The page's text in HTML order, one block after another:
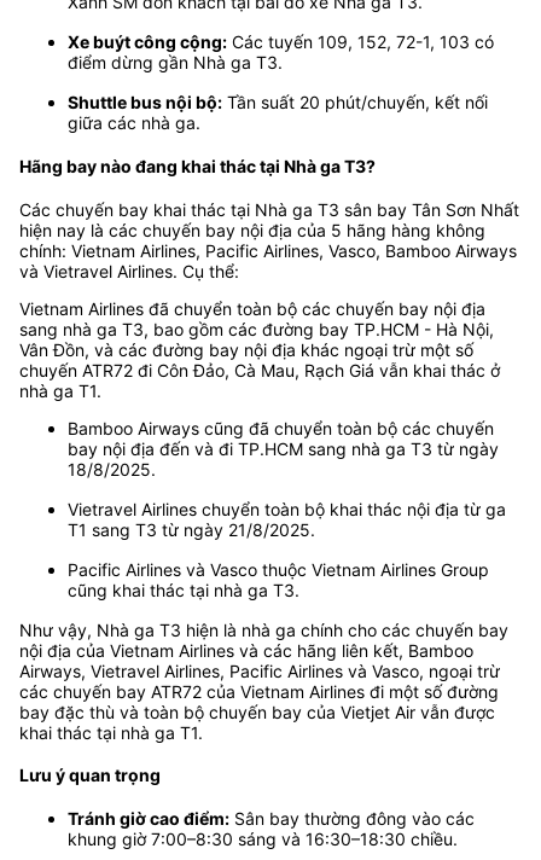
Xe buýt công cộng: Các tuyến 109, 152, 72-1, 103 có
điểm dừng gần Nhà ga T3.
Shuttle bus nội bộ: Tần suất 20 phút/chuyến, kết nối
giữa các nhà ga.
Hãng bay nào đang khai thác tại Nhà ga T3?
Các chuyến bay khai thác tại Nhà ga T3 sân bay Tân Sơn Nhất
hiện nay là các chuyến bay nội địa của 5 hãng hàng không
chính: Vietnam Airlines, Pacific Airlines, Vasco, Bamboo Airways
và Vietravel Airlines. Cụ thể:
Vietnam Airlines đã chuyển toàn bộ các chuyến bay nội địa
sang nhà ga T3, bao gồm các đường bay TP.HCM - Hà Nội,
Vân Đồn, và các đường bay nội địa khác ngoại trừ một số
chuyến ATR72 đi Côn Đảo, Cà Mau, Rạch Giá vẫn khai thác ở
nhà ga T1.
Bamboo Airways cũng đã chuyển toàn bộ các chuyến
bay nội địa đến và đi TP.HCM sang nhà ga T3 từ ngày
18/8/2025.
Vietravel Airlines chuyển toàn bộ khai thác nội địa từ ga
T1 sang T3 từ ngày 21/8/2025.
Pacific Airlines và Vasco thuộc Vietnam Airlines Group
cũng khai thác tại nhà ga T3.
Như vậy, Nhà ga T3 hiện là nhà ga chính cho các chuyến bay
nội địa của Vietnam Airlines và các hãng liên kết, Bamboo
Airways, Vietravel Airlines, Pacific Airlines và Vasco, ngoại trừ
các chuyến bay ATR72 của Vietnam Airlines đi một số đường
bay đặc thù và toàn bộ chuyến bay của Vietjet Air vẫn được
khai thác tại nhà ga T1.
Lưu ý quan trọng
Tránh giờ cao điểm: Sân bay thường đông vào các
khung giờ 7:00–8:30 sáng và 16:30–18:30 chiều.